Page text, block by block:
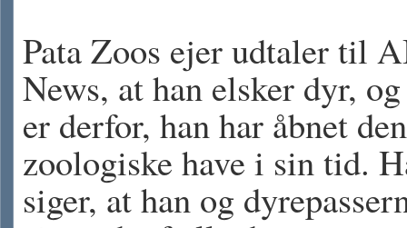
Pata Zoos ejer udtaler til
News, at han elsker dyr,
er derfor, han har åbnet den
zoologiske have i sin tid.
siger, at han og